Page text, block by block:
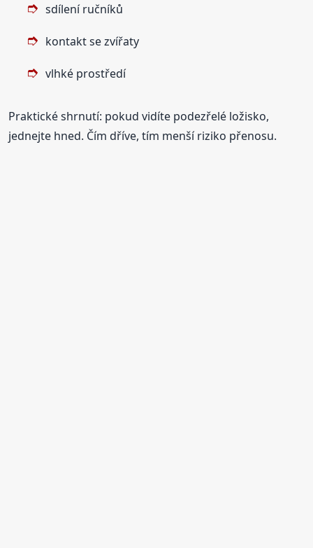
sdílení ručníků
kontakt se zvířaty
vlhké prostředí
Praktické shrnutí: pokud vidíte podezřelé ložisko,
jednejte hned. Čím dříve, tím menší riziko přenosu.